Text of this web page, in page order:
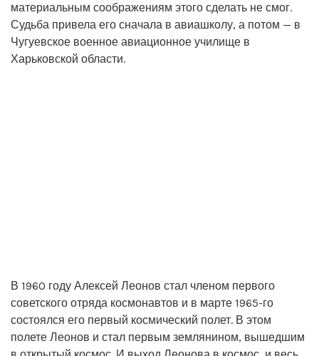
материальным соображениям этого сделать не смог.
Судьба привела его сначала в авиашколу, а потом — в
Чугуевское военное авиационное училище в
Харьковской области.
В 1960 году Алексей Леонов стал членом первого
советского отряда космонавтов и в марте 1965-го
состоялся его первый космический полет. В этом
полете Леонов и стал первым землянином, вышедшим